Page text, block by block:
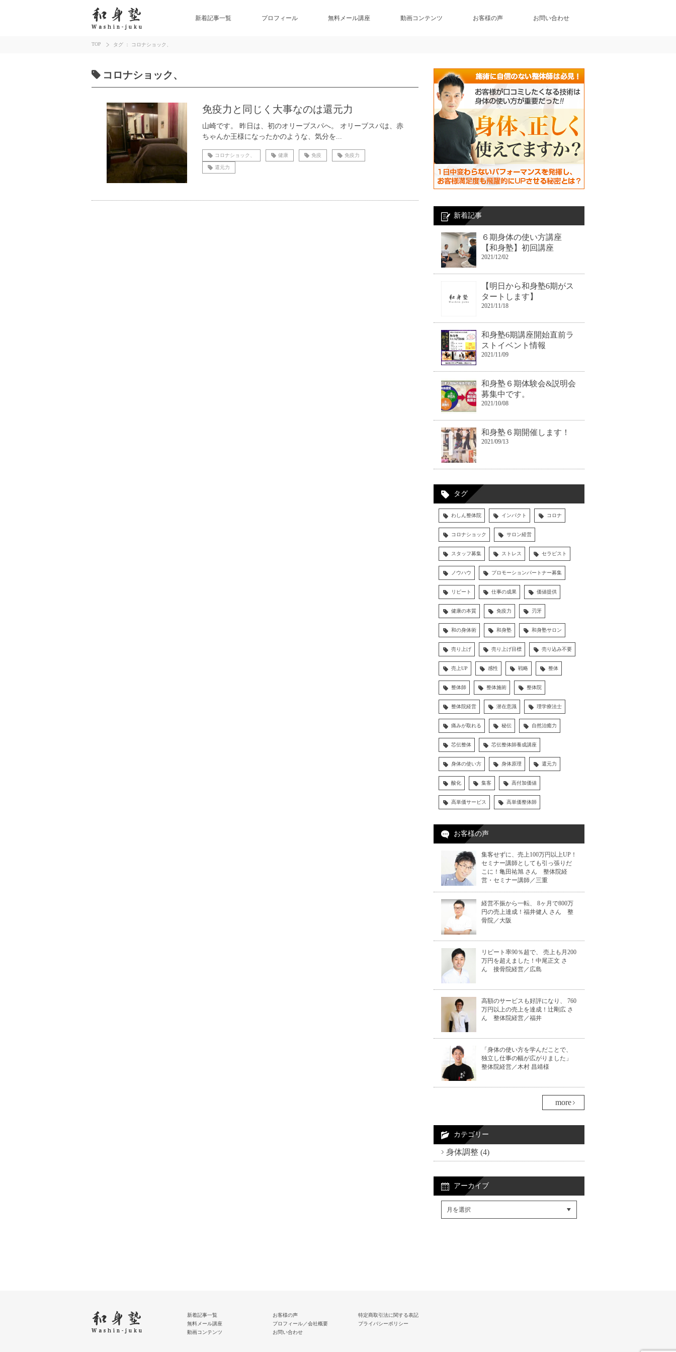
新着記事一覧 プロフィール 無料メール講座 動画コンテンツ お客様の声 お問い合わせ
TOP タグ ： コロナショック、
コロナショック、
免疫力と同じく大事なのは還元力
山崎です。 昨日は、初のオリーブスパへ。 オリーブスパは、赤
ちゃんか王様になったかのような、気分を...
コロナショック、 健康 免疫 免疫力
還元力
新着記事
６期身体の使い方講座
【和身塾】初回講座
2021/12/02
【明日から和身塾6期がス
タートします】
2021/11/18
和身塾6期講座開始直前ラ
ストイベント情報
2021/11/09
和身塾６期体験会&説明会
募集中です。
2021/10/08
和身塾６期開催します！
2021/09/13
タグ
わしん整体院 インパクト コロナ
コロナショック サロン経営
スタッフ募集 ストレス セラピスト
ノウハウ プロモーションパートナー募集
リピート 仕事の成果 価値提供
健康の本質 免疫力 刃牙
和の身体術 和身塾 和身塾サロン
売り上げ 売り上げ目標 売り込み不要
売上UP 感性 戦略 整体
整体師 整体施術 整体院
整体院経営 潜在意識 理学療法士
痛みが取れる 秘伝 自然治癒力
芯伝整体 芯伝整体師養成講座
身体の使い方 身体原理 還元力
酸化 集客 高付加価値
高単価サービス 高単価整体師
お客様の声
集客せずに、売上100万円以上UP！
セミナー講師としても引っ張りだ
こに！亀田祐旭 さん 整体院経
営・セミナー講師／三重
経営不振から一転、 8ヶ月で800万
円の売上達成！福井健人 さん 整
骨院／大阪
リピート率90％超で、 売上も月200
万円を超えました！中尾正文 さ
ん 接骨院経営／広島
高額のサービスも好評になり、 760
万円以上の売上を達成！辻剛広 さ
ん 整体院経営／福井
「身体の使い方を学んだことで、
独立し仕事の幅が広がりました」
整体院経営／木村 昌靖様
more
カテゴリー
身体調整 (4)
アーカイブ
新着記事一覧
無料メール講座
動画コンテンツ
お客様の声
プロフィール／会社概要
お問い合わせ
特定商取引法に関する表記
プライバシーポリシー